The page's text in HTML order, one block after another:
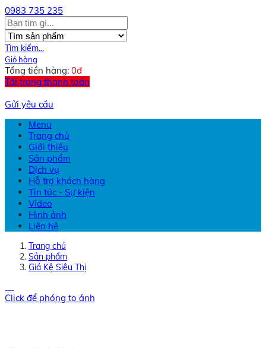
0983 735 235
Tìm kiếm...
Giỏ hàng
Tổng tiền hàng: 0đ
Tới trang thanh toán
Gửi yêu cầu
Menu
Trang chủ
Giới thiệu
Sản phẩm
Dịch vụ
Hỗ trợ khách hàng
Tin tức - Sự kiện
Video
Hình ảnh
Liên hệ
Trang chủ
Sản phẩm
Giá Kệ Siêu Thị
Click để phóng to ảnh